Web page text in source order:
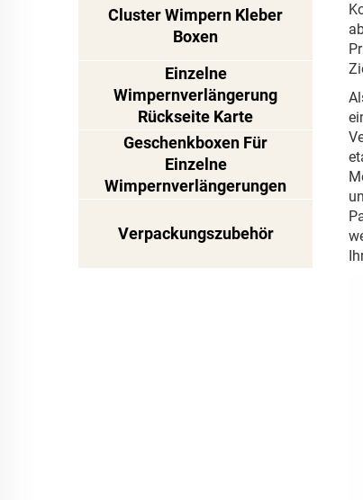
Cluster Wimpern Kleber
Boxen
Einzelne
Wimpernverlängerung
Rückseite Karte
Geschenkboxen Für
Einzelne
Wimpernverlängerungen
Verpackungszubehör